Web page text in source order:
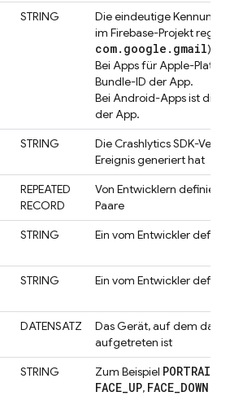
STRING
Die eindeutige Kennung der
im Firebase-Projekt
com.google.gmail)
Bei Apps für Apple-
Bundle-ID der App.
Bei Android-Apps ist dies
der App.
STRING DieCrashlyticsSDK-Version,
Ereignis generiert hat
REPEATED
RECORD
Von Entwicklern definierte
Paare
STRING Ein vom Entwickler
STRING Ein vom Entwickler
DATENSATZ
Das Gerät, auf dem das
aufgetreten ist
STRING Zum Beispiel PORTRAIT
FACE_UP, FACE_DOWN